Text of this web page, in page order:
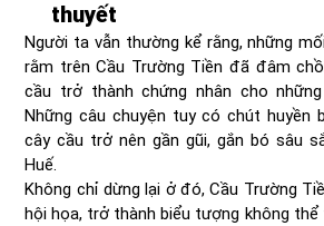
thuyết
Người ta vẫn thường kể rằng, những
rằm trên Cầu Trường Tiền đã đâm
cầu trở thành chứng nhân cho
Những câu chuyện tuy có chút huyền
cây cầu trở nên gần gũi, gắn bó sâu
Huế.
Không chỉ dừng lại ở đó, Cầu Trường
hội họa, trở thành biểu tượng không